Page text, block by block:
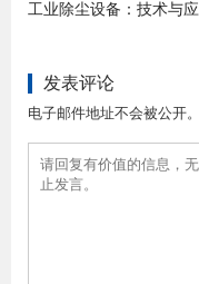
工业除尘设备：技术与
发表评论
电子邮件地址不会被公开